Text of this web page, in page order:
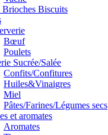
Brioches Biscuits
Bœuf
Poulets
Sucrée/Salée
Confits/Confitures
Huiles&Vinaigres
Miel
Pâtes/Farines/Légumes secs
et aromates
Aromates